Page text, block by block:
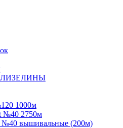
1000м
№40 2750м
№40 вышивальные (200м)